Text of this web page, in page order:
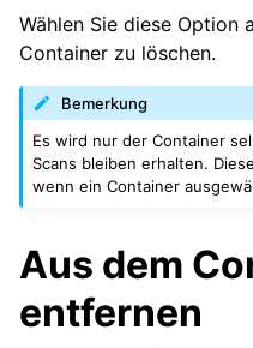
Wählen Sie diese Option
Container zu löschen.
Bemerkung
Es wird nur der Container
Scans bleiben erhalten.
wenn ein Container
Aus dem
entfernen